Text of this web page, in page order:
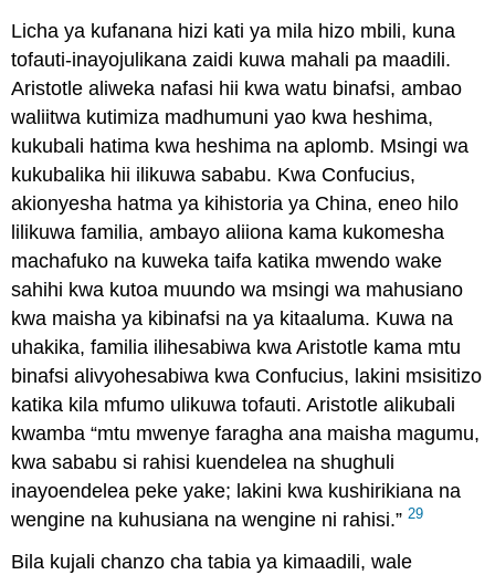
Licha ya kufanana hizi kati ya mila hizo mbili, kuna
tofauti-inayojulikana zaidi kuwa mahali pa maadili.
Aristotle aliweka nafasi hii kwa watu binafsi, ambao
waliitwa kutimiza madhumuni yao kwa heshima,
kukubali hatima kwa heshima na aplomb. Msingi wa
kukubalika hii ilikuwa sababu. Kwa Confucius,
akionyesha hatma ya kihistoria ya China, eneo hilo
lilikuwa familia, ambayo aliiona kama kukomesha
machafuko na kuweka taifa katika mwendo wake
sahihi kwa kutoa muundo wa msingi wa mahusiano
kwa maisha ya kibinafsi na ya kitaaluma. Kuwa na
uhakika, familia ilihesabiwa kwa Aristotle kama mtu
binafsi alivyohesabiwa kwa Confucius, lakini msisitizo
katika kila mfumo ulikuwa tofauti. Aristotle alikubali
kwamba “mtu mwenye faragha ana maisha magumu,
kwa sababu si rahisi kuendelea na shughuli
inayoendelea peke yake; lakini kwa kushirikiana na
wengine na kuhusiana na wengine ni rahisi.”29
Bila kujali chanzo cha tabia ya kimaadili, wale